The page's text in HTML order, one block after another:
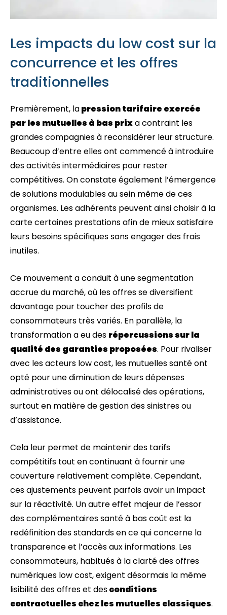
Les impacts du low cost sur la
concurrence et les offres
traditionnelles
Premièrement, lapression tarifaire exercée
par les mutuelles à bas prixa contraint les
grandes compagnies à reconsidérer leur structure.
Beaucoup d’entre elles ont commencé à introduire
des activités intermédiaires pour rester
compétitives. On constate également l’émergence
de solutions modulables au sein même de ces
organismes. Les adhérents peuvent ainsi choisir à la
carte certaines prestations afin de mieux satisfaire
leurs besoins spécifiques sans engager des frais
inutiles.
Ce mouvement a conduit à une segmentation
accrue du marché, où les offres se diversifient
davantage pour toucher des profils de
consommateurs très variés. En parallèle, la
transformation a eu des répercussions sur la
qualité des garanties proposées. Pour rivaliser
avec les acteurs low cost, les mutuelles santé ont
opté pour une diminution de leurs dépenses
administratives ou ont délocalisé des opérations,
surtout en matière de gestion des sinistres ou
d’assistance.
Cela leur permet de maintenir des tarifs
compétitifs tout en continuant à fournir une
couverture relativement complète. Cependant,
ces ajustements peuvent parfois avoir un impact
sur la réactivité. Un autre effet majeur de l’essor
des complémentaires santé à bas coût est la
redéfinition des standards en ce qui concerne la
transparence et l’accès aux informations. Les
consommateurs, habitués à la clarté des offres
numériques low cost, exigent désormais la même
lisibilité des offres et desconditions
contractuelles chez les mutuelles classiques.